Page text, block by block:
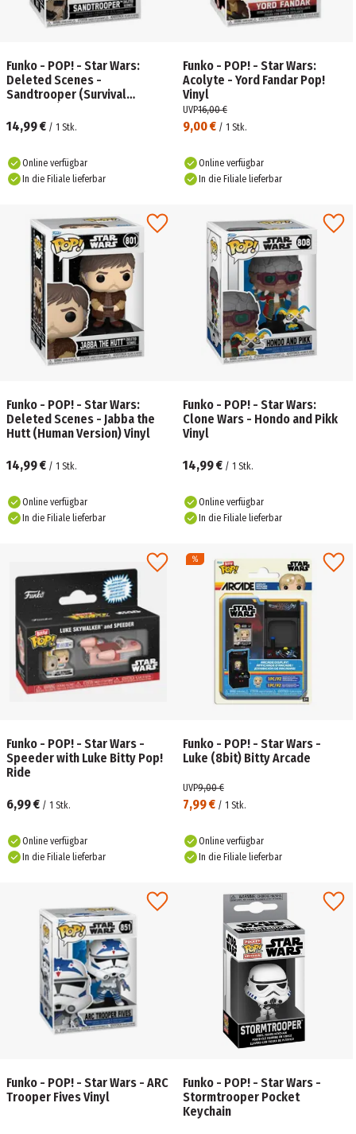
Funko - POP! - Star Wars:
Deleted Scenes -
Sandtrooper (Survival
14,99 € / 1 Stk.
Online verfügbar
In die Filiale lieferbar
Funko - POP! - Star Wars:
Acolyte - Yord Fandar Pop!
Vinyl
9,00 € / 1 Stk.
UVP16,00 €
Online verfügbar
In die Filiale lieferbar
Funko - POP! - Star Wars:
Deleted Scenes - Jabba the
Hutt (Human Version) Vinyl
14,99 € / 1 Stk.
Online verfügbar
In die Filiale lieferbar
Funko - POP! - Star Wars:
Clone Wars - Hondo and Pikk
Vinyl
14,99 € / 1 Stk.
Online verfügbar
In die Filiale lieferbar
Funko - POP! - Star Wars -
Speeder with Luke Bitty Pop!
Ride
6,99 € / 1 Stk.
Online verfügbar
In die Filiale lieferbar
Funko - POP! - Star Wars -
Luke (8bit) Bitty Arcade
7,99 € / 1 Stk.
UVP9,00 €
Online verfügbar
In die Filiale lieferbar
Funko - POP! - Star Wars - ARC
Trooper Fives Vinyl
Funko - POP! - Star Wars -
Stormtrooper Pocket
Keychain